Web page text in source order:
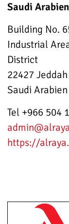
Saudi Arabien
Building No.
Industrial
District
22427 Jeddah
Saudi Arabien
Tel +966 504
admin
https://